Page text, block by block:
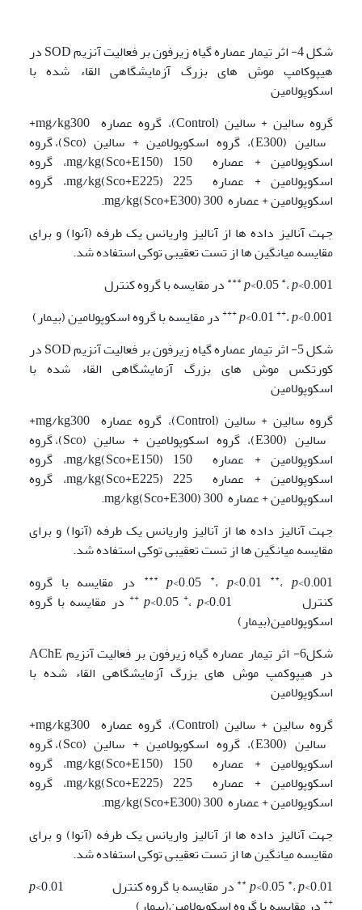
شکل 4- اثر تیمار عصاره گیاه زیرفون بر فعالیت آنزیم SOD در
هیپوکامپ موش های بزرگ آزمایشگاهی القاء شده با
اسکوپولامین
گروه سالین + سالین (Control)، گروه عصاره mg/kg300+
سالین (E300)، گروه اسکوپولامین + سالین (Sco)، گروه
اسکوپولامین + عصاره 150 mg/kg(Sco+E150)، گروه
اسکوپولامین + عصاره 225 mg/kg(Sco+E225)، گروه
اسکوپولامین + عصاره 300 mg/kg(Sco+E300).
جهت آنالیز داده ها از آنالیز واریانس یک طرفه (آنوا) و برای
مقایسه میانگین ها از تست تعقیبی توکی استفاده شد.
p<0.05*،p<0.001
*** در مقایسه با گروه کنترل
p<0.01++،p<0.001
+++در مقایسه با گروه اسکوپولامین (بیمار)
شکل 5- اثر تیمار عصاره گیاه زیرفون بر فعالیت آنزیم SOD در
کورتکس موش های بزرگ آزمایشگاهی القاء شده با
اسکوپولامین
گروه سالین + سالین (Control)، گروه عصاره mg/kg300+
سالین (E300)، گروه اسکوپولامین + سالین (Sco)، گروه
اسکوپولامین + عصاره 150 mg/kg(Sco+E150)، گروه
اسکوپولامین + عصاره 225 mg/kg(Sco+E225)، گروه
اسکوپولامین + عصاره 300 mg/kg(Sco+E300).
جهت آنالیز داده ها از آنالیز واریانس یک طرفه (آنوا) و برای
مقایسه میانگین ها از تست تعقیبی توکی استفاده شد.
p<0.05 *،p<0.01 **،p<0.001
*** در مقایسه با گروه
کنترل
p<0.05+،p<0.01
++ در مقایسه با گروه
اسکوپولامین(بیمار)
شکل6- اثر تیمار عصاره گیاه زیرفون بر فعالیت آنزیم AChE
در هیپوکمپ موش های بزرگ آزمایشگاهی القاء شده با
اسکوپولامین
گروه سالین + سالین (Control)، گروه عصاره mg/kg300+
سالین (E300)، گروه اسکوپولامین + سالین (Sco)، گروه
اسکوپولامین + عصاره 150 mg/kg(Sco+E150)، گروه
اسکوپولامین + عصاره 225 mg/kg(Sco+E225)، گروه
اسکوپولامین + عصاره 300 mg/kg(Sco+E300).
جهت آنالیز داده ها از آنالیز واریانس یک طرفه (آنوا) و برای
مقایسه میانگین ها از تست تعقیبی توکی استفاده شد.
p<0.05 *،p<0.01
** در مقایسه با گروه کنترل p<0.01
++